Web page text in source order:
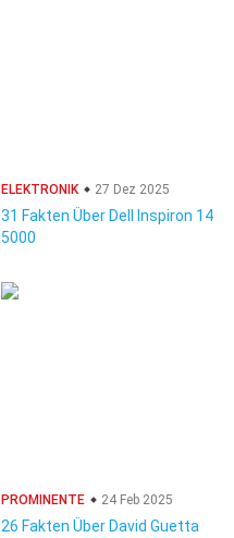
ELEKTRONIK 27 Dez 2025
31 Fakten Über Dell Inspiron 14
5000
PROMINENTE 24 Feb 2025
26 Fakten Über David Guetta